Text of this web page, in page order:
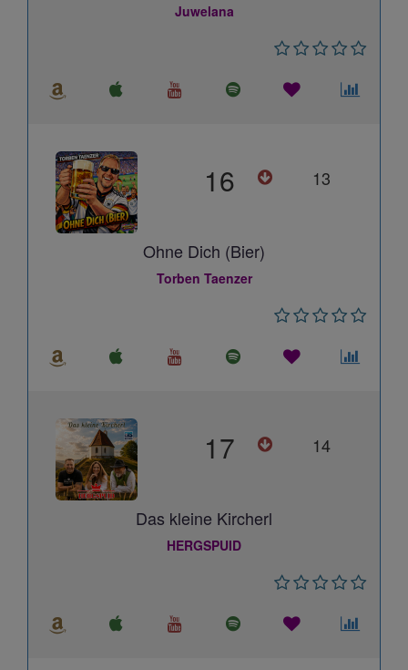
Juwelana
16 13
Ohne Dich (Bier)
Torben Taenzer
17 14
Das kleine Kircherl
HERGSPUID